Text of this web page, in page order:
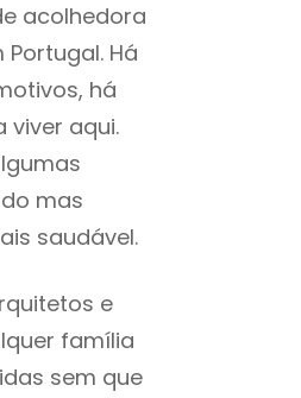
acolhedora
Há
há
aqui.
mas
saudável.
e
família
sem que